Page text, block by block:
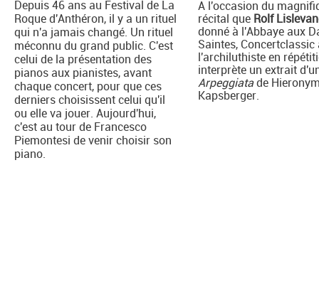
Depuis 46 ans au Festival de La
Roque d'Anthéron, il y a un rituel
qui n'a jamais changé. Un rituel
méconnu du grand public. C'est
celui de la présentation des
pianos aux pianistes, avant
chaque concert, pour que ces
derniers choisissent celui qu'il
ou elle va jouer. Aujourd'hui,
c'est au tour de Francesco
Piemontesi de venir choisir son
piano.
A l'occasion du
récital que Rolf
donné à l'Abbaye aux
Saintes,
l'archiluthiste en
interprète un extrait
Arpeggiatade
Kapsberger.